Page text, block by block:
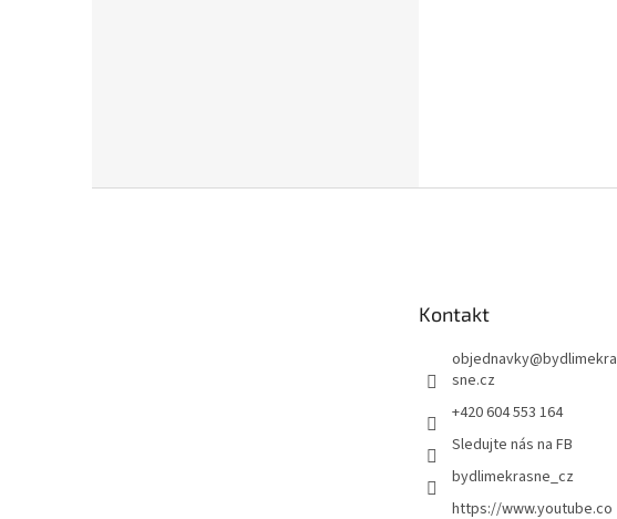
Kontakt
objednavky@bydlimekra
sne.cz
+420 604 553 164
Sledujte nás na FB
bydlimekrasne_cz
https://www.youtube.co